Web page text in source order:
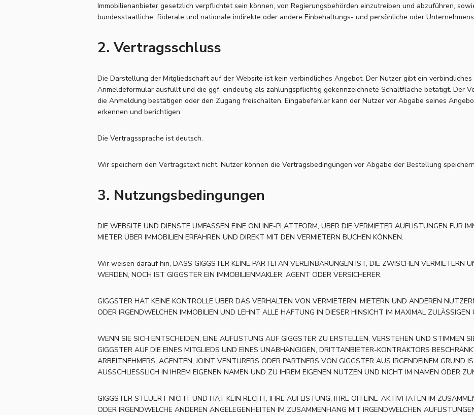
Immobilienanbieter gesetzlich verpflichtet sein können, von Regierungsbehörden einzutreiben und abzuführen,
bundesstaatliche, föderale und nationale indirekte oder andere Einbehaltungs- und persönliche oder
2. Vertragsschluss
Die Darstellung der Mitgliedschaft auf der Website ist kein verbindliches Angebot. Der Nutzer gibt ein
Anmeldeformular ausfüllt und die ggf. eindeutig als zahlungspflichtig gekennzeichnete Schaltfläche betätigt. Der
die Anmeldung bestätigen oder den Zugang freischalten. Eingabefehler kann der Nutzer vor Abgabe seines
erkennen und berichtigen.
Die Vertragssprache ist deutsch.
Wir speichern den Vertragstext nicht. Nutzer können die Vertragsbedingungen vor Abgabe der Bestellung
3. Nutzungsbedingungen
DIE WEBSITE UND DIENSTE UMFASSEN EINE ONLINE-PLATTFORM, ÜBER DIE VERMIETER AUFLISTUNGEN FÜR
MIETER ÜBER IMMOBILIEN ERFAHREN UND DIREKT MIT DEN VERMIETERN BUCHEN KÖNNEN.
Wir weisen darauf hin, DASS GIGGSTER KEINE PARTEI AN VEREINBARUNGEN IST, DIE ZWISCHEN VERMIETERN
WERDEN, NOCH IST GIGGSTER EIN IMMOBILIENMAKLER, AGENT ODER VERSICHERER.
GIGGSTER HAT KEINE KONTROLLE ÜBER DAS VERHALTEN VON VERMIETERN, MIETERN UND ANDEREN
ODER IRGENDWELCHEN IMMOBILIEN UND LEHNT ALLE HAFTUNG IN DIESER HINSICHT IM MAXIMAL
WENN SIE SICH ENTSCHEIDEN, EINE AUFLISTUNG AUF GIGGSTER ZU ERSTELLEN, VERSTEHEN UND STIMMEN
GIGGSTER AUF DIE EINES MITGLIEDS UND EINES UNABHÄNGIGEN, DRITTANBIETER-KONTRAKTORS
ARBEITNEHMERS, AGENTEN, JOINT VENTURERS ODER PARTNERS VON GIGGSTER AUS IRGENDEINEM GRUND
AUSSCHLIESSLICH IN IHREM EIGENEN NAMEN UND ZU IHREM EIGENEN NUTZEN UND NICHT IM NAMEN ODER
GIGGSTER STEUERT NICHT UND HAT KEIN RECHT, IHRE AUFLISTUNG, IHRE OFFLINE-AKTIVITÄTEN IM
ODER IRGENDWELCHE ANDEREN ANGELEGENHEITEN IM ZUSAMMENHANG MIT IRGENDWELCHEN